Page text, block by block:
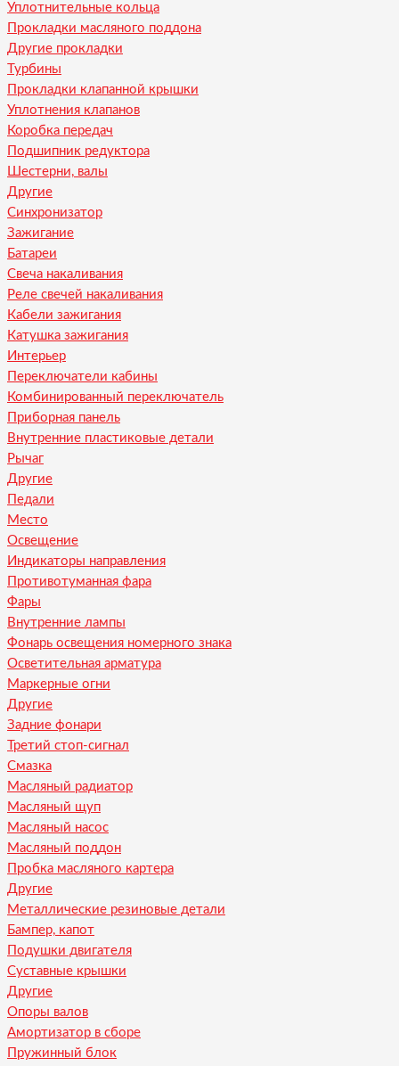
Уплотнительные кольца
Прокладки масляного поддона
Другие прокладки
Турбины
Прокладки клапанной крышки
Уплотнения клапанов
Коробка передач
Подшипник редуктора
Шестерни, валы
Другие
Синхронизатор
Зажигание
Батареи
Свеча накаливания
Реле свечей накаливания
Кабели зажигания
Катушка зажигания
Интерьер
Переключатели кабины
Комбинированный переключатель
Приборная панель
Внутренние пластиковые детали
Рычаг
Другие
Педали
Место
Освещение
Индикаторы направления
Противотуманная фара
Фары
Внутренние лампы
Фонарь освещения номерного знака
Осветительная арматура
Маркерные огни
Другие
Задние фонари
Третий стоп-сигнал
Смазка
Масляный радиатор
Масляный щуп
Масляный насос
Масляный поддон
Пробка масляного картера
Другие
Металлические резиновые детали
Бампер, капот
Подушки двигателя
Суставные крышки
Другие
Опоры валов
Амортизатор в сборе
Пружинный блок